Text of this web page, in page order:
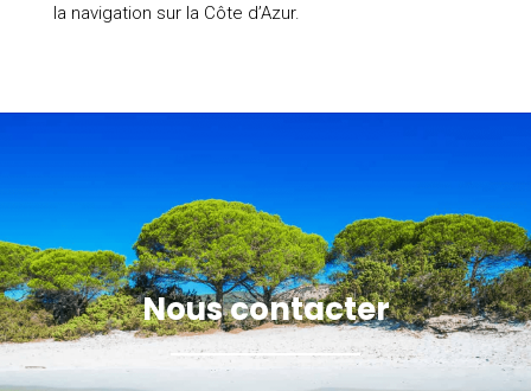
la navigation sur la Côte d’Azur.
Nous contacter